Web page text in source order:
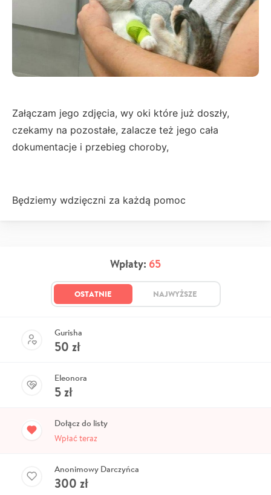
Załączam jego zdjęcia, wy oki które już doszły,
czekamy na pozostałe, zalacze też jego cała
dokumentacje i przebieg choroby,
Będziemy wdzięczni za każdą pomoc
Wpłaty: 65
OSTATNIE NAJWYŻSZE
Gurisha
50 zł
Eleonora
5zł
Dołącz do listy
Wpłać teraz
Anonimowy Darczyńca
300 zł